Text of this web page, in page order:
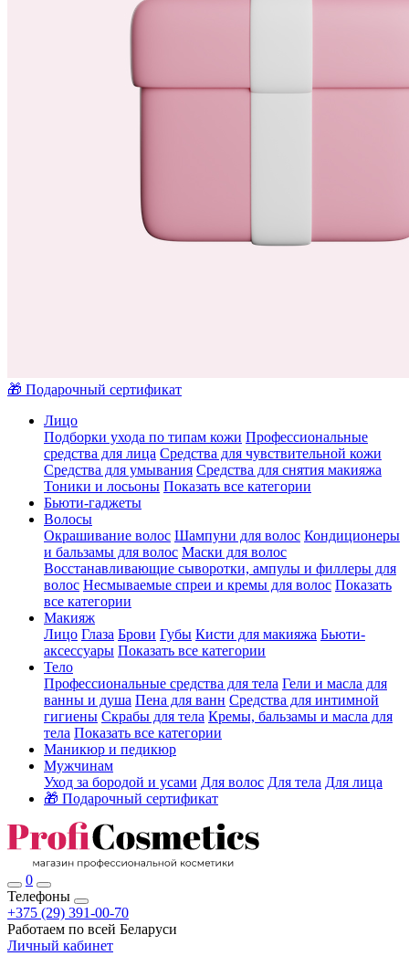
🎁 Подарочный сертификат
Лицо
Подборки ухода по типам кожи Профессиональные
средства для лица Средства для чувствительной кожи
Средства для умывания Средства для снятия макияжа
Тоники и лосьоны Показать все категории
Бьюти-гаджеты
Волосы
Окрашивание волос Шампуни для волос Кондиционеры
и бальзамы для волос Маски для волос
Восстанавливающие сыворотки, ампулы и филлеры для
волос Несмываемые спреи и кремы для волос Показать
все категории
Макияж
Лицо Глаза Брови Губы Кисти для макияжа Бьюти-
аксессуары Показать все категории
Тело
Профессиональные средства для тела Гели и масла для
ванны и душа Пена для ванн Средства для интимной
гигиены Скрабы для тела Кремы, бальзамы и масла для
тела Показать все категории
Маникюр и педикюр
Мужчинам
Уход за бородой и усами Для волос Для тела Для лица
🎁 Подарочный сертификат
0
Телефоны
+375 (29) 391-00-70
Работаем по всей Беларуси
Личный кабинет